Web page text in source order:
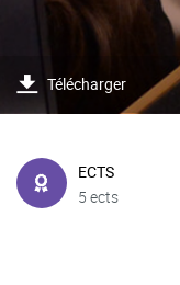
Télécharger
ECTS
5 ects